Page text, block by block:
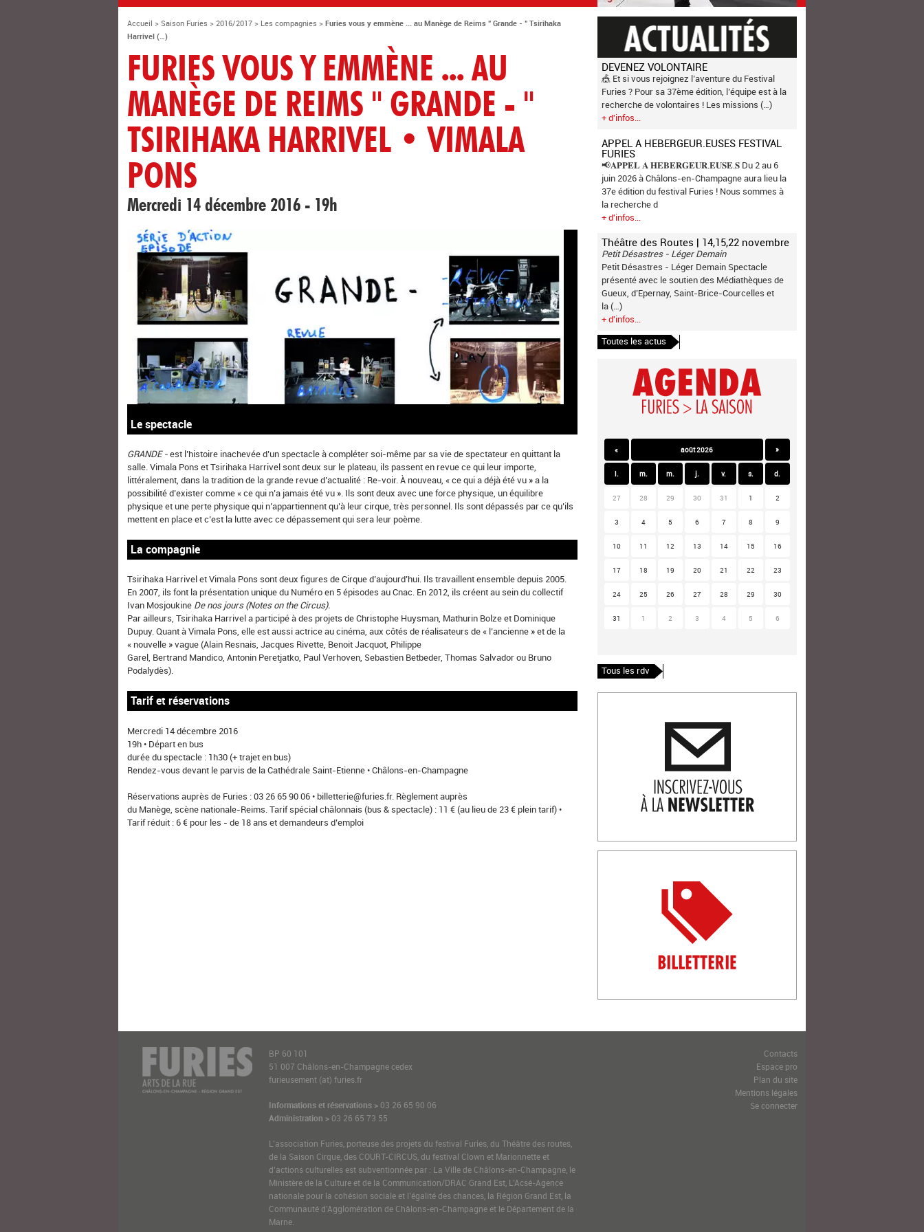
Accueil >Saison Furies > 2016/2017 > Les compagnies >Furies vous y emmène ... au Manège de Reims " Grande - " Tsirihaka
Harrivel (…)
FURIES VOUS Y EMMÈNE ... AU
MANÈGE DE REIMS " GRANDE - "
TSIRIHAKA HARRIVEL • VIMALA
PONS
Mercredi 14 décembre 2016 - 19h
Le spectacle
GRANDE -est l’histoire inachevée d’un spectacle à compléter soi-même par sa vie de spectateur en quittant la
salle. Vimala Pons et Tsirihaka Harrivel sont deux sur le plateau, ils passent en revue ce qui leur importe,
littéralement, dans la tradition de la grande revue d’actualité : Re-voir. À nouveau, « ce qui a déjà été vu » a la
possibilité d’exister comme « ce qui n’a jamais été vu ». Ils sont deux avec une force physique, un équilibre
physique et une perte physique qui n’appartiennent qu’à leur cirque, très personnel. Ils sont dépassés par ce qu’ils
mettent en place et c’est la lutte avec ce dépassement qui sera leur poème.
La compagnie
Tsirihaka Harrivel et Vimala Pons sont deux figures de Cirque d’aujourd’hui. Ils travaillent ensemble depuis 2005.
En 2007, ils font la présentation unique du Numéro en 5 épisodes au Cnac. En 2012, ils créent au sein du collectif
Ivan Mosjoukine De nos jours (Notes on the Circus).
Par ailleurs, Tsirihaka Harrivel a participé à des projets de Christophe Huysman, Mathurin Bolze et Dominique
Dupuy. Quant à Vimala Pons, elle est aussi actrice au cinéma, aux côtés de réalisateurs de « l’ancienne » et de la
« nouvelle » vague (Alain Resnais, Jacques Rivette, Benoit Jacquot, Philippe
Garel, Bertrand Mandico, Antonin Peretjatko, Paul Verhoven, Sebastien Betbeder, Thomas Salvador ou Bruno
Podalydès).
Tarif et réservations
Mercredi 14 décembre 2016
19h • Départ en bus
durée du spectacle : 1h30 (+ trajet en bus)
Rendez-vous devant le parvis de la Cathédrale Saint-Etienne • Châlons-en-Champagne
Réservations auprès de Furies : 03 26 65 90 06 • billetterie@furies.fr. Règlement auprès
du Manège, scène nationale-Reims. Tarif spécial châlonnais (bus & spectacle) : 11 € (au lieu de 23 € plein tarif) •
Tarif réduit : 6 € pour les - de 18 ans et demandeurs d’emploi
DEVENEZ VOLONTAIRE
🎪 Et si vous rejoignez l’aventure du Festival
Furies ? Pour sa 37ème édition, l’équipe est à la
recherche de volontaires ! Les missions (…)
+ d'infos...
APPEL A HEBERGEUR.EUSES FESTIVAL
FURIES
📢𝐀𝐏𝐏𝐄𝐋 𝐀 𝐇𝐄𝐁𝐄𝐑𝐆𝐄𝐔𝐑.𝐄𝐔𝐒𝐄.𝐒 Du 2 au 6
juin 2026 à Châlons-en-Champagne aura lieu la
37e édition du festival Furies ! Nous sommes à
la recherche d
+ d'infos...
Théâtre des Routes | 14,15,22 novembre
Petit Désastres - Léger Demain
Petit Désastres - Léger Demain Spectacle
présenté avec le soutien des Médiathèques de
Gueux, d’Epernay, Saint-Brice-Courcelles et
la (…)
+ d'infos...
Toutes les actus
« août 2026 »
l. m. m. j. v. s. d.
27 28 29 30 31 1 2
3 4 5 6 7 8 9
10 11 12 13 14 15 16
17 18 19 20 21 22 23
24 25 26 27 28 29 30
31 1 2 3 4 5 6
Tous les rdv
BP 60 101
51 007 Châlons-en-Champagne cedex
furieusement (at) furies.fr
Informations et réservations > 03 26 65 90 06
Administration > 03 26 65 73 55
L’association Furies, porteuse des projets du festival Furies, du Théâtre des routes,
de la Saison Cirque, des COURT-CIRCUS, du festival Clown et Marionnette et
d’actions culturelles est subventionnée par : La Ville de Châlons-en-Champagne, le
Ministère de la Culture et de la Communication/DRAC Grand Est, L’Acsé-Agence
nationale pour la cohésion sociale et l’égalité des chances, la Région Grand Est, la
Communauté d’Agglomération de Châlons-en-Champagne et le Département de la
Marne.
Contacts
Espace pro
Plan du site
Mentions légales
Se connecter